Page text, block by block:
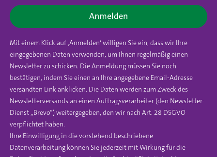
Anmelden
Mit einem Klick auf ‚Anmelden‘ willigen Sie ein, dass wir Ihre
eingegebenen Daten verwenden, um Ihnen regelmäßig einen
Newsletter zu schicken. Die Anmeldung müssen Sie noch
bestätigen, indem Sie einen an Ihre angegebene Email-Adresse
versandten Link anklicken. Die Daten werden zum Zweck des
Newsletterversands an einen Auftragsverarbeiter (den Newsletter-
Dienst „Brevo“) weitergegeben, den wir nach Art. 28 DSGVO
verpflichtet haben.
Ihre Einwilligung in die vorstehend beschriebene
Datenverarbeitung können Sie jederzeit mit Wirkung für die